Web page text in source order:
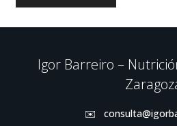
Igor Barreiro –
✉️